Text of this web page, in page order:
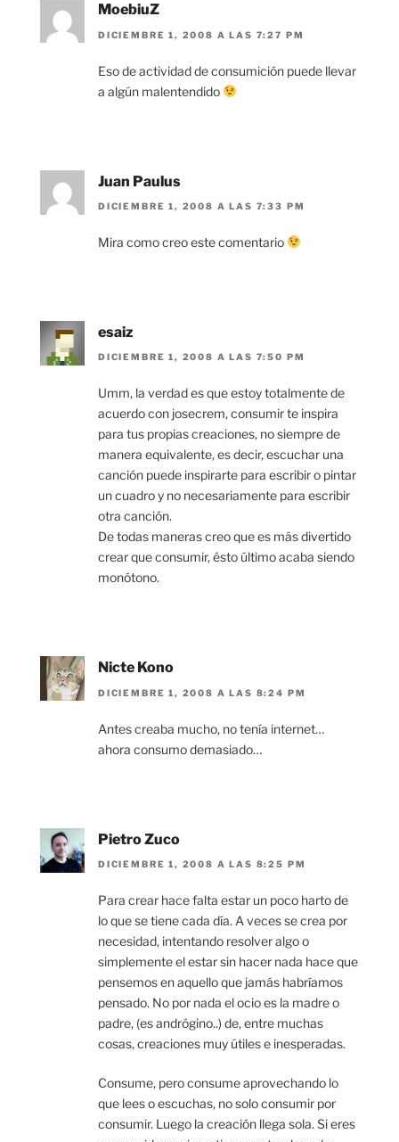
MoebiuZ
DICIEMBRE 1, 2008 A LAS 7:27 PM
Eso de actividad de consumición puede llevar
a algún malentendido
Juan Paulus
DICIEMBRE 1, 2008 A LAS 7:33 PM
Mira como creo este comentario
esaiz
DICIEMBRE 1, 2008 A LAS 7:50 PM
Umm, la verdad es que estoy totalmente de
acuerdo con josecrem, consumir te inspira
para tus propias creaciones, no siempre de
manera equivalente, es decir, escuchar una
canción puede inspirarte para escribir o pintar
un cuadro y no necesariamente para escribir
otra canción.
De todas maneras creo que es más divertido
crear que consumir, ésto último acaba siendo
monótono.
Nicte Kono
DICIEMBRE 1, 2008 A LAS 8:24 PM
Antes creaba mucho, no tenía internet…
ahora consumo demasiado…
Pietro Zuco
DICIEMBRE 1, 2008 A LAS 8:25 PM
Para crear hace falta estar un poco harto de
lo que se tiene cada día. A veces se crea por
necesidad, intentando resolver algo o
simplemente el estar sin hacer nada hace que
pensemos en aquello que jamás habríamos
pensado. No por nada el ocio es la madre o
padre, (es andrógino..) de, entre muchas
cosas, creaciones muy útiles e inesperadas.
Consume, pero consume aprovechando lo
que lees o escuchas, no solo consumir por
consumir. Luego la creación llega sola. Si eres